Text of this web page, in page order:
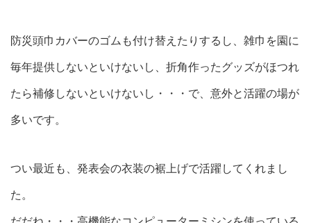
防災頭巾カバーのゴムも付け替えたりするし、雑巾を園に
毎年提供しないといけないし、折角作ったグッズがほつれ
たら補修しないといけないし・・・で、意外と活躍の場が
多いです。
つい最近も、発表会の衣装の裾上げで活躍してくれまし
た。